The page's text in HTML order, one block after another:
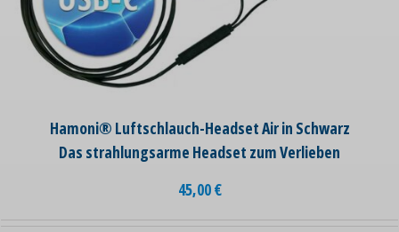
Hamoni® Luftschlauch-Headset Air in Schwarz
Das strahlungsarme Headset zum Verlieben
45,00€